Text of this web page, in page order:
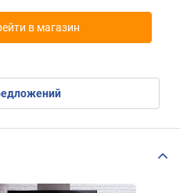
в магазин